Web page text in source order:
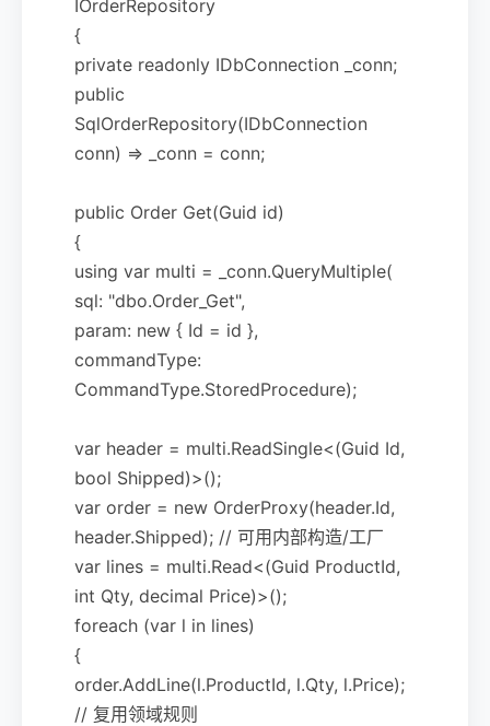
IOrderRepository
{
private readonly IDbConnection _conn;
public
SqlOrderRepository(IDbConnection
conn) => _conn = conn;
public Order Get(Guid id)
{
using var multi = _conn.QueryMultiple(
sql: "dbo.Order_Get",
param: new { Id = id },
commandType:
CommandType.StoredProcedure);
var header = multi.ReadSingle<(Guid Id,
bool Shipped)>();
var order = new OrderProxy(header.Id,
header.Shipped); // 可用内部构造/工厂
var lines = multi.Read<(Guid ProductId,
int Qty, decimal Price)>();
foreach (var l in lines)
{
order.AddLine(l.ProductId, l.Qty, l.Price);
// 复用领域规则